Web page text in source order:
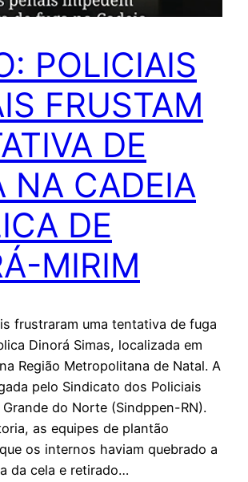
POLICIAIS
FRUSTAM
DE
NA CADEIA
DE
MIRIM
frustraram uma tentativa de fuga
Dinorá Simas, localizada em
Região Metropolitana de Natal. A
pelo Sindicato dos Policiais
Grande do Norte (Sindppen-RN).
as equipes de plantão
os internos haviam quebrado a
da cela e retirado…